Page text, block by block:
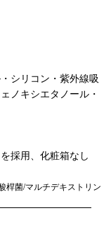
シリコン・紫外線吸
ノキシエタノール・
採用、化粧箱なし
桿菌/マルチデキストリン